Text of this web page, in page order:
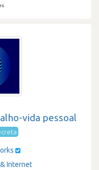
vida pessoal
Internet